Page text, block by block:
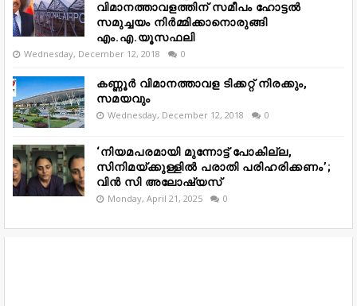
വിമാനത്താവളത്തിന് സമീപം ഹോട്ടൽ
സമുച്ചയം നിർമ്മിക്കാനൊരുങ്ങി
എം.എ.യൂസഫലി
Wednesday, December 12, 2018 0
കണ്ണൂർ വിമാനത്താവള ടിക്കറ്റ് നിരക്കും,
സമയവും
Wednesday, December 12, 2018 0
‘നിയമപരമായി മുന്നോട്ട് പോകില്ല,
സിനിമയ്ക്കുള്ളിൽ പരാതി പരിഹരിക്കണം’;
വിൻ സി അലോഷ്യസ്
Monday, April 21, 2025 0